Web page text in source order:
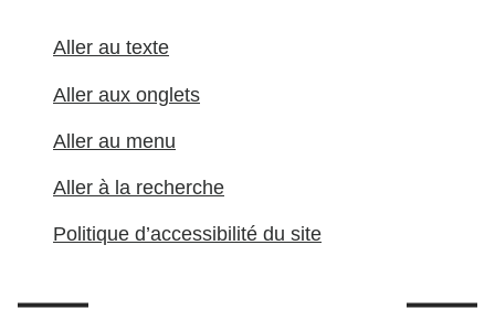
Aller au texte
Aller aux onglets
Aller au menu
Aller à la recherche
Politique d’accessibilité du site